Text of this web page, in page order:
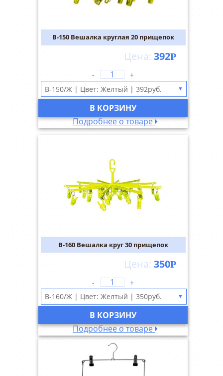
В-150 Вешалка круглая 20 прищепок
392Р
- +
В КОРЗИНУ
▼
Подробнее о товаре
В-160 Вешалка круг 30 прищепок
350Р
- +
В КОРЗИНУ
▼
Подробнее о товаре